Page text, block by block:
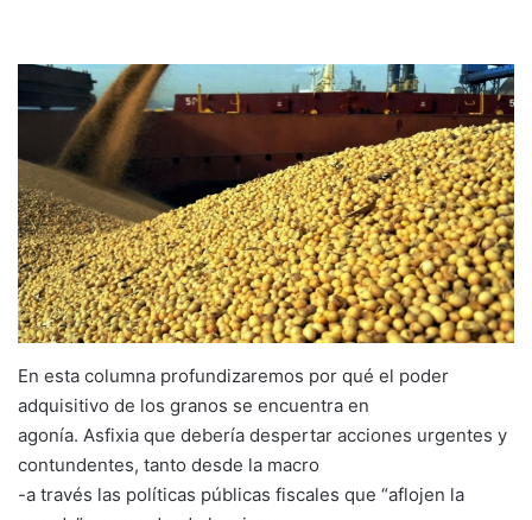
En esta columna profundizaremos por qué el poder
adquisitivo de los granos se encuentra en
agonía. Asfixia que debería despertar acciones urgentes y
contundentes, tanto desde la macro
-a través las políticas públicas fiscales que “aflojen la